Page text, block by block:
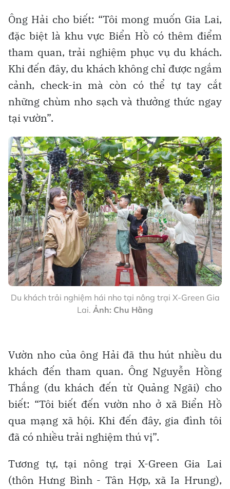
Ông Hải cho biết: “Tôi mong muốn Gia Lai,
đặc biệt là khu vực Biển Hồ có thêm điểm
tham quan, trải nghiệm phục vụ du khách.
Khi đến đây, du khách không chỉ được ngắm
cảnh, check-in mà còn có thể tự tay cắt
những chùm nho sạch và thưởng thức ngay
tại vườn”.
Du khách trải nghiệm hái nho tại nông trại X-Green Gia
Lai. Ảnh: Chu Hằng
Vườn nho của ông Hải đã thu hút nhiều du
khách đến tham quan. Ông Nguyễn Hồng
Thắng (du khách đến từ Quảng Ngãi) cho
biết: “Tôi biết đến vườn nho ở xã Biển Hồ
qua mạng xã hội. Khi đến đây, gia đình tôi
đã có nhiều trải nghiệm thú vị”.
Tương tự, tại nông trại X-Green Gia Lai
(thôn Hưng Bình - Tân Hợp, xã Ia Hrung),